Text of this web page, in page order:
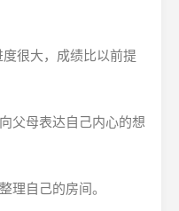
很大，成绩比以前提
父母表达自己内心的想
理自己的房间。